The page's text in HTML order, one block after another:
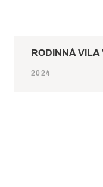
RODINNÁ VILA
2024